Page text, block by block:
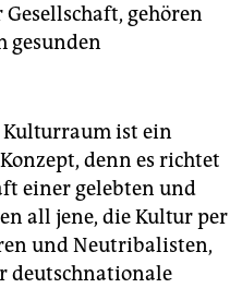
gehören
gesunden
ist ein
denn es richtet
einer gelebten und
all jene, die Kultur per
und Neu­tri­balisten,
deutschnationale